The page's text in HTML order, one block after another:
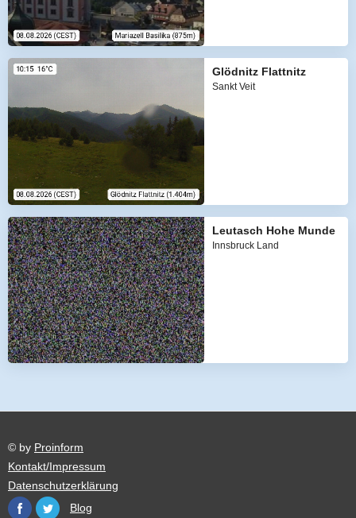
Glödnitz Flattnitz
Sankt Veit
Leutasch Hohe Munde
Innsbruck Land
© by Proinform
Kontakt/Impressum
Datenschutzerklärung
Blog